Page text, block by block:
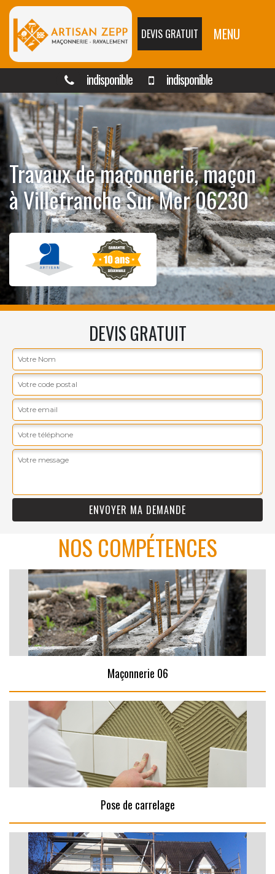
DEVIS GRATUIT MENU
indisponible indisponible
Travaux de maçonnerie, maçon
à Villefranche Sur Mer 06230
DEVIS GRATUIT
NOS COMPÉTENCES
Maçonnerie 06
Pose de carrelage